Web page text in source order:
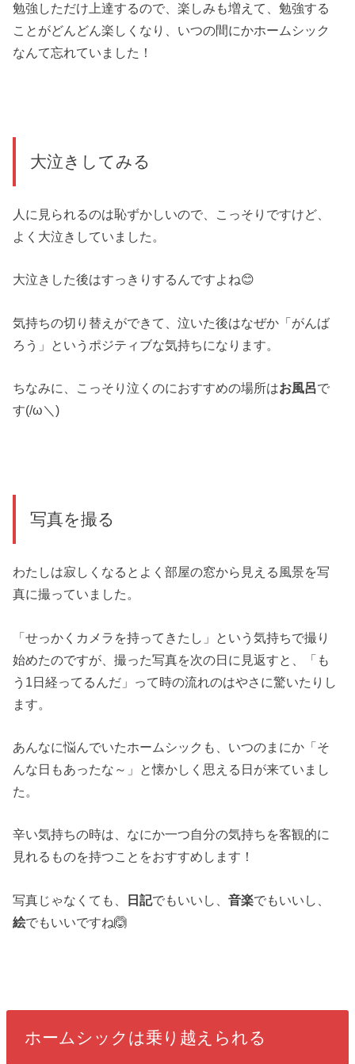
勉強しただけ上達するので、楽しみも増えて、勉強する
ことがどんどん楽しくなり、いつの間にかホームシック
なんて忘れていました！
大泣きしてみる
人に見られるのは恥ずかしいので、こっそりですけど、
よく大泣きしていました。
大泣きした後はすっきりするんですよね😊
気持ちの切り替えができて、泣いた後はなぜか「がんば
ろう」というポジティブな気持ちになります。
ちなみに、こっそり泣くのにおすすめの場所はお風呂で
す(/ω＼)
写真を撮る
わたしは寂しくなるとよく部屋の窓から見える風景を写
真に撮っていました。
「せっかくカメラを持ってきたし」という気持ちで撮り
始めたのですが、撮った写真を次の日に見返すと、「も
う1日経ってるんだ」って時の流れのはやさに驚いたりし
ます。
あんなに悩んでいたホームシックも、いつのまにか「そ
んな日もあったな～」と懐かしく思える日が来ていまし
た。
辛い気持ちの時は、なにか一つ自分の気持ちを客観的に
見れるものを持つことをおすすめします！
写真じゃなくても、 日記でもいいし、音楽でもいいし、
絵でもいいですね🙆
ホームシックは乗り越えられる